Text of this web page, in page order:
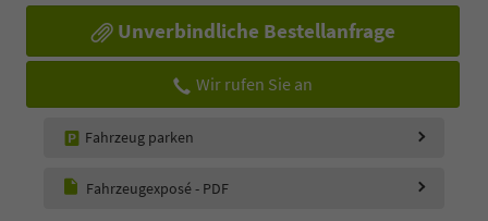
Unverbindliche Bestellanfrage
Wir rufen Sie an
Fahrzeug parken
Fahrzeugexposé - PDF